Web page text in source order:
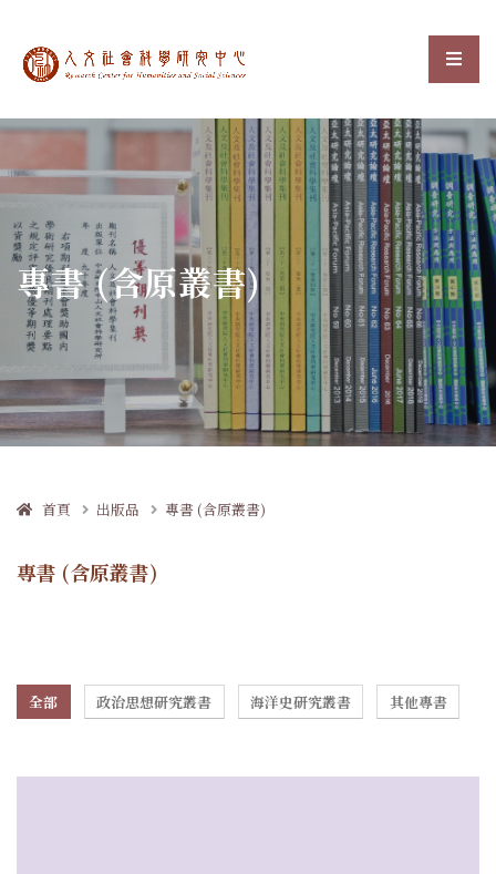
中央研究院人文社會科選
:::
專書 (含原叢書)
首頁 出版品 專書 (含原叢書)
專書 (含原叢書)
全部 政治思想研究叢書 海洋史研究叢書 其他專書